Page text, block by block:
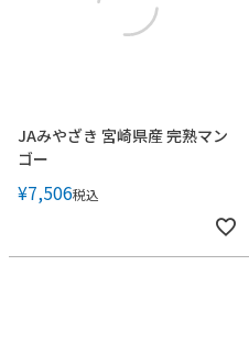
JAみやざき 宮崎県産 完熟マン
ゴー
¥7,506税込